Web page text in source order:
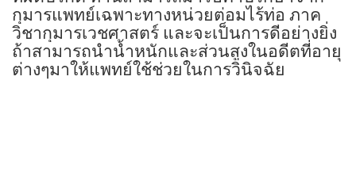
กุมารแพทย์เฉพาะทางหน่วยต่อมไร้ท่อ ภาค
วิชากุมารเวชศาสตร์ และจะเป็นการดีอย่างยิ่ง
ถ้าสามารถนำน้ำหนักและส่วนสูงในอดีตที่อายุ
ต่างๆมาให้แพทย์ใช้ช่วยในการวินิจฉัย